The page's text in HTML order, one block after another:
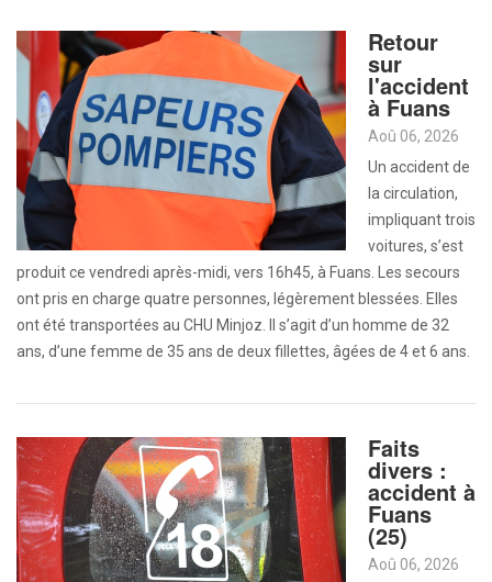
Retour
sur
l'accident
à Fuans
Aoû 06, 2026
Un accident de
la circulation,
impliquant trois
voitures, s’est
produit ce vendredi après-midi, vers 16h45, à Fuans. Les secours
ont pris en charge quatre personnes, légèrement blessées. Elles
ont été transportées au CHU Minjoz. Il s’agit d’un homme de 32
ans, d’une femme de 35 ans de deux fillettes, âgées de 4 et 6 ans.
Faits
divers :
accident à
Fuans
(25)
Aoû 06, 2026